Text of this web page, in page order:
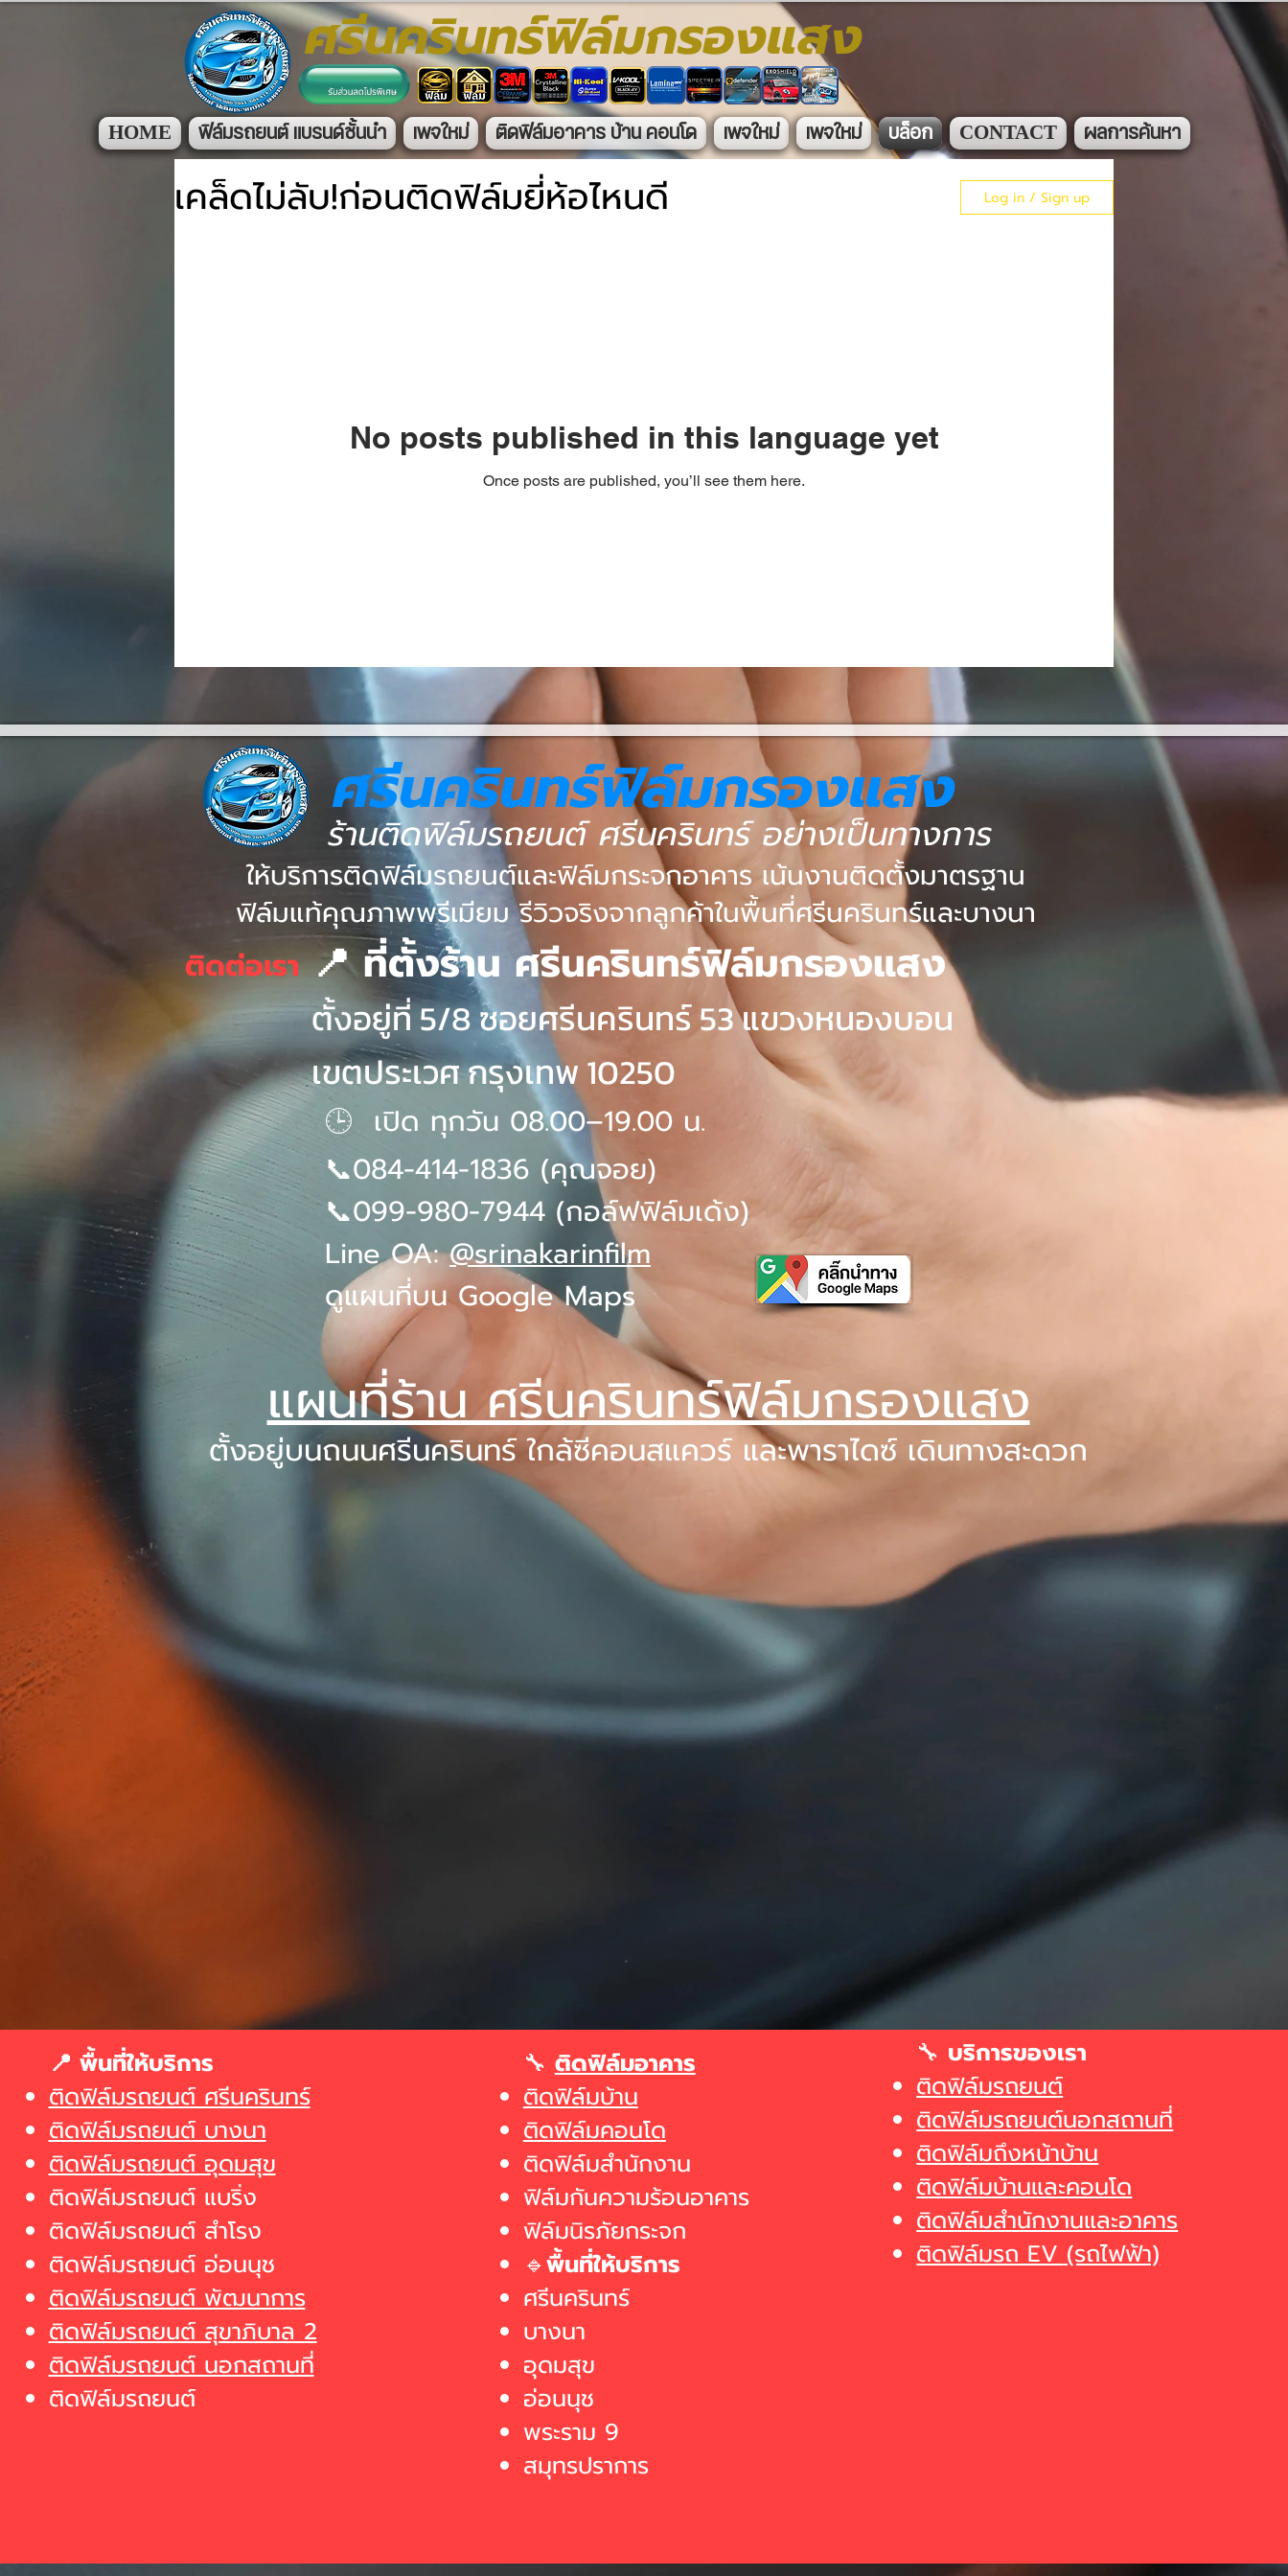
ศรีนครินทร์ฟิล์มกรองแสง
HOME ฟิล์มรถยนต์ แบรนด์ชั้นนำ เพจใหม่ ติดฟิล์มอาคาร บ้าน คอนโด เพจใหม่ เพจใหม่ บล็อก CONTACT ผลการค้นหา
เคล็ดไม่ลับ!ก่อนติดฟิล์มยี่ห้อไหนดี Log in / Sign up
No posts published in this language yet
Once posts are published, you’ll see them here.
ศรีนครินทร์ฟิล์มกรองแสง
ร้านติดฟิล์มรถยนต์ ศรีนครินทร์ อย่างเป็นทางการ
ให้บริการติดฟิล์มรถยนต์และฟิล์มกระจกอาคาร เน้นงานติดตั้งมาตรฐาน
ฟิล์มแท้คุณภาพพรีเมียม รีวิวจริงจากลูกค้าในพื้นที่ศรีนครินทร์และบางนา
ติดต่อเรา 📍 ที่ตั้งร้าน ศรีนครินทร์ฟิล์มกรองแสง
ตั้งอยู่ที่ 5/8 ซอยศรีนครินทร์ 53 แขวงหนองบอน
เขตประเวศ กรุงเทพ 10250
🕒 เปิด ทุกวัน 08.00–19.00 น.
📞084-414-1836 (คุณจอย)
📞099-980-7944 (กอล์ฟฟิล์มเด้ง)
Line OA:@srinakarinfilm
ดูแผนที่บน Google Maps
แผนที่ร้าน ศรีนครินทร์ฟิล์มกรองแสง
ตั้งอยู่บนถนนศรีนครินทร์ ใกล้ซีคอนสแควร์ และพาราไดซ์ เดินทางสะดวก
📍 พื้นที่ให้บริการ
ติดฟิล์มรถยนต์ ศรีนครินทร์
ติดฟิล์มรถยนต์ บางนา
ติดฟิล์มรถยนต์ อุดมสุข
ติดฟิล์มรถยนต์ แบริ่ง
ติดฟิล์มรถยนต์ สำโรง
ติดฟิล์มรถยนต์ อ่อนนุช
ติดฟิล์มรถยนต์ พัฒนาการ
ติดฟิล์มรถยนต์ สุขาภิบาล 2
ติดฟิล์มรถยนต์ นอกสถานที่
ติดฟิล์มรถยนต์
🔧 ติดฟิล์มอาคาร
ติดฟิล์มบ้าน
ติดฟิล์มคอนโด
ติดฟิล์มสำนักงาน
ฟิล์มกันความร้อนอาคาร
ฟิล์มนิรภัยกระจก
🔹พื้นที่ให้บริการ
ศรีนครินทร์
บางนา
อุดมสุข
อ่อนนุช
พระราม 9
สมุทรปราการ
🔧 บริการของเรา
ติดฟิล์มรถยนต์
ติดฟิล์มรถยนต์นอกสถานที่
ติดฟิล์มถึงหน้าบ้าน
ติดฟิล์มบ้านและคอนโด
ติดฟิล์มสำนักงานและอาคาร
ติดฟิล์มรถ EV (รถไฟฟ้า)